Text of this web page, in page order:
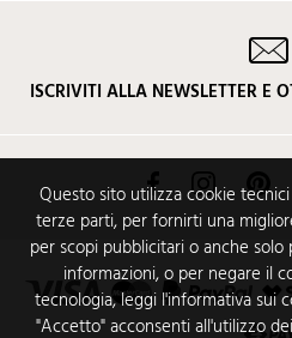
Questo sito utilizza cookie
terze parti, per fornirti una
per scopi pubblicitari o anche
informazioni, o per negare il
tecnologia, leggi l'informativa sui
"Accetto" acconsenti all'utilizzo
ISCRIVITI ALLA NEWSLETTER E
FacebookInstagram